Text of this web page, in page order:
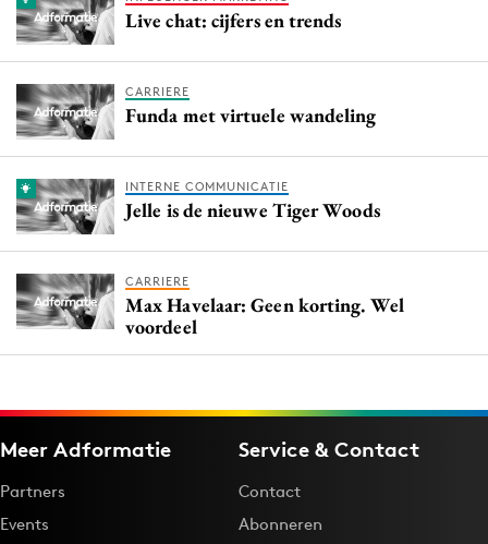
Live chat: cijfers en trends
CARRIERE
Funda met virtuele wandeling
INTERNE COMMUNICATIE
Jelle is de nieuwe Tiger Woods
CARRIERE
Max Havelaar: Geen korting. Wel
voordeel
Meer Adformatie
Partners
Events
Service & Contact
Contact
Abonneren